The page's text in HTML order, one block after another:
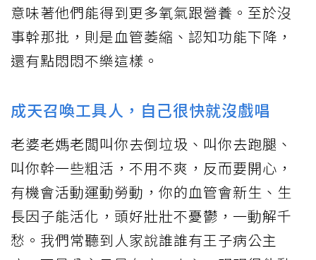
意味著他們能得到更多氧氣跟營養。至於沒
事幹那批，則是血管萎縮、認知功能下降，
還有點悶悶不樂這樣。
成天召喚工具人，自己很快就沒戲唱
老婆老媽老闆叫你去倒垃圾、叫你去跑腿、
叫你幹一些粗活，不用不爽，反而要開心，
有機會活動運動勞動，你的血管會新生、生
長因子能活化，頭好壯壯不憂鬱，一動解千
愁。我們常聽到人家說誰誰有王子病公主